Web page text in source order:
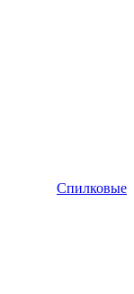
Спилковые